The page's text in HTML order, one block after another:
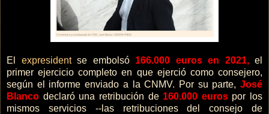
El expresidentse embolsó 166.000 euros en 2021,el
primer ejercicio completo en que ejerció como consejero,
según el informe enviado a la CNMV. Por su parte, José
Blanco declaró una retribución de 160.000 eurospor los
mismos servicios --las retribuciones del consejo de